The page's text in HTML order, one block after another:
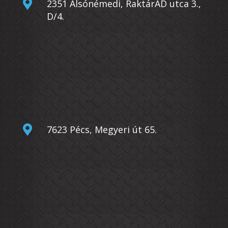

2351 Alsónémedi, RaktárAD utca 3.,
D/4.
 7623 Pécs, Megyeri út 65.